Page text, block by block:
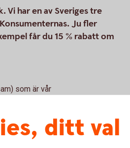
Vi har en av Sveriges tre
Ju fler
får du 15 % rabatt om
som är vår
AB är
är
för alla
ditt val